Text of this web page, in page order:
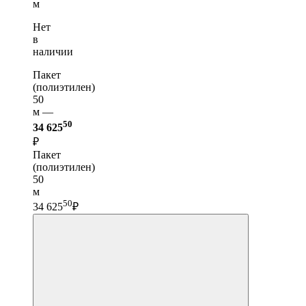
м
Нет
в
наличии
Пакет
(полиэтилен)
50
м —
34 62550
₽
Пакет
(полиэтилен)
50
м
34 62550₽